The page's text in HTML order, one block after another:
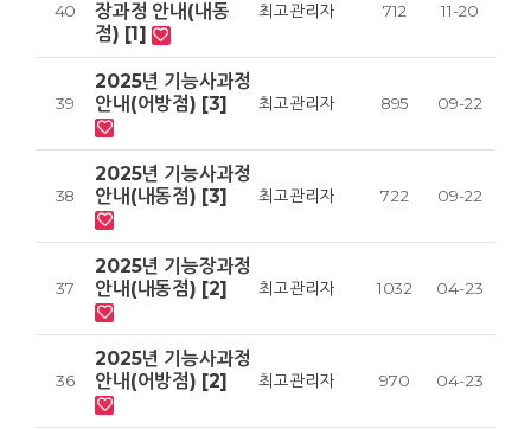
40
장과정 안내(내동
점) [1]
최고관리자 712 11-20
39
2025년 기능사과정
안내(어방점) [3]
최고관리자 895 09-22
38
2025년 기능사과정
안내(내동점) [3]
최고관리자 722 09-22
37
2025년 기능장과정
안내(내동점) [2]
최고관리자 1032 04-23
36
2025년 기능사과정
안내(어방점) [2]
최고관리자 970 04-23